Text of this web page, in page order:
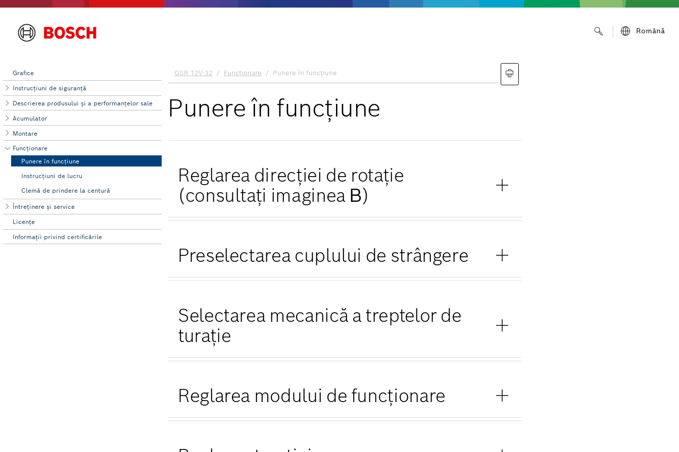
Română
Grafice
Instrucţiuni de siguranţă
Descrierea produsului şi a performanțelor sale
Acumulator
Montare
Funcţionare
Punere în funcţiune
Instrucţiuni de lucru
Clemă de prindere la centură
Întreţinere şi service
Licenţe
Informaţii privind certificările